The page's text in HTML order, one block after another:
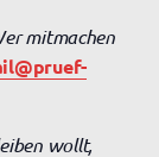
mitmachen
wollt,